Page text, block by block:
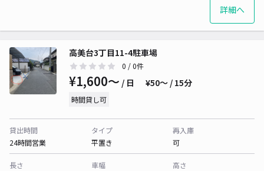
詳細へ
高美台3丁目11-4駐車場
0 / 0件
¥1,600〜 / 日 ¥50〜 / 15分
時間貸し可
貸出時間
24時間営業
タイプ
平置き
再入庫
可
長さ
車幅
高さ